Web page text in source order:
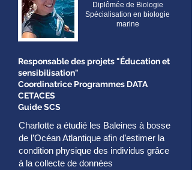
Diplômée de Biologie
Spécialisation en biologie
marine
Responsable des projets "Éducation et
sensibilisation"
Coordinatrice Programmes DATA
CETACES
Guide SCS
Charlotte a étudié les Baleines à bosse
de l’Océan Atlantique afin d’estimer la
condition physique des individus grâce
à la collecte de données